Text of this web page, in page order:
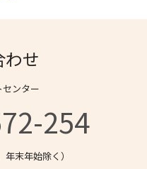
わせ
ンター
254
末年始除く）